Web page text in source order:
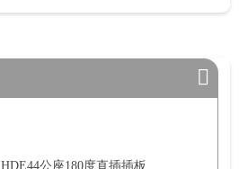
HDE44公座180度直插插板